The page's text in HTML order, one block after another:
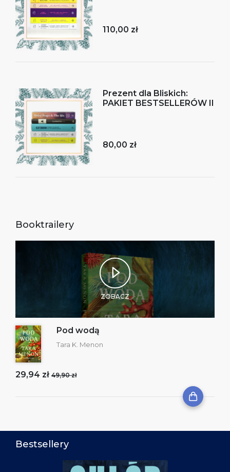
110,00 zł
Prezent dla Bliskich:
PAKIET BESTSELLERÓW II
80,00 zł
Booktrailery
ZOBACZ
Pod wodą
Tara K. Menon
29,94 zł 49,90 zł
Bestsellery